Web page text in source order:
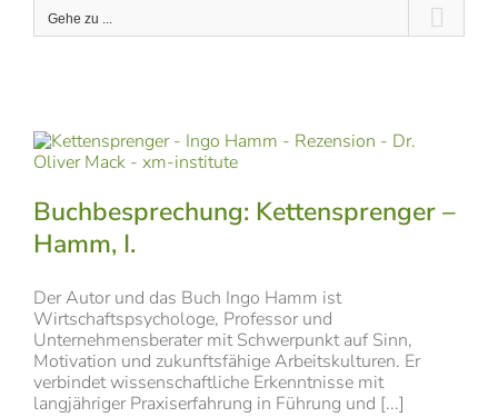
Gehe zu ...
Buchbesprechung: Kettensprenger –
Hamm, I.
Der Autor und das Buch Ingo Hamm ist
Wirtschaftspsychologe, Professor und
Unternehmensberater mit Schwerpunkt auf Sinn,
Motivation und zukunftsfähige Arbeitskulturen. Er
verbindet wissenschaftliche Erkenntnisse mit
langjähriger Praxiserfahrung in Führung und [...]